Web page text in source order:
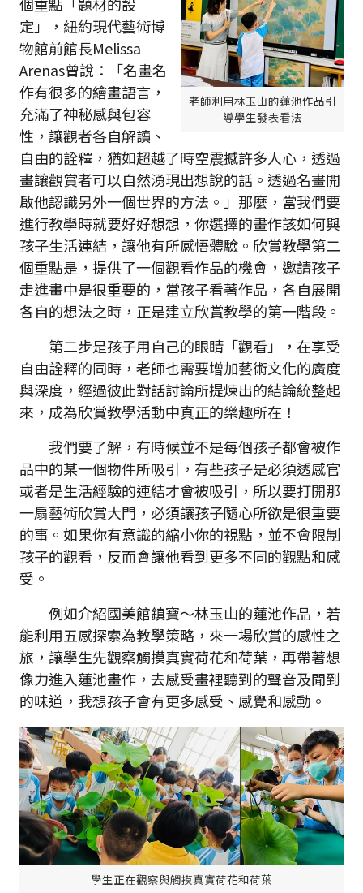
老師利用林玉山的蓮池作品引
導學生發表看法
定」，紐約現代藝術博
物館前館長Melissa
Arenas曾說：「名畫名
作有很多的繪畫語言，
充滿了神秘感與包容
性，讓觀者各自解讀、
自由的詮釋，猶如超越了時空震撼許多人心，透過
畫讓觀賞者可以自然湧現出想說的話。透過名畫開
啟他認識另外一個世界的方法。」那麼，當我們要
進行教學時就要好好想想，你選擇的畫作該如何與
孩子生活連結，讓他有所感悟體驗。欣賞教學第二
個重點是，提供了一個觀看作品的機會，邀請孩子
走進畫中是很重要的，當孩子看著作品，各自展開
各自的想法之時，正是建立欣賞教學的第一階段。
第二步是孩子用自己的眼睛「觀看」，在享受
自由詮釋的同時，老師也需要增加藝術文化的廣度
與深度，經過彼此對話討論所提煉出的結論統整起
來，成為欣賞教學活動中真正的樂趣所在！
我們要了解，有時候並不是每個孩子都會被作
品中的某一個物件所吸引，有些孩子是必須透感官
或者是生活經驗的連結才會被吸引，所以要打開那
一扇藝術欣賞大門，必須讓孩子隨心所欲是很重要
的事。如果你有意識的縮小你的視點，並不會限制
孩子的觀看，反而會讓他看到更多不同的觀點和感
受。
例如介紹國美館鎮寶～林玉山的蓮池作品，若
能利用五感探索為教學策略，來一場欣賞的感性之
旅，讓學生先觀察觸摸真實荷花和荷葉，再帶著想
像力進入蓮池畫作，去感受畫裡聽到的聲音及聞到
的味道，我想孩子會有更多感受、感覺和感動。
學生正在觀察與觸摸真實荷花和荷葉